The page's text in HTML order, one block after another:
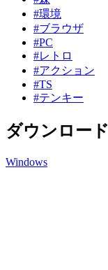
#環境
#ブラウザ
#PC
#レトロ
#アクション
#TS
#テンキー
ダウンロード
Windows